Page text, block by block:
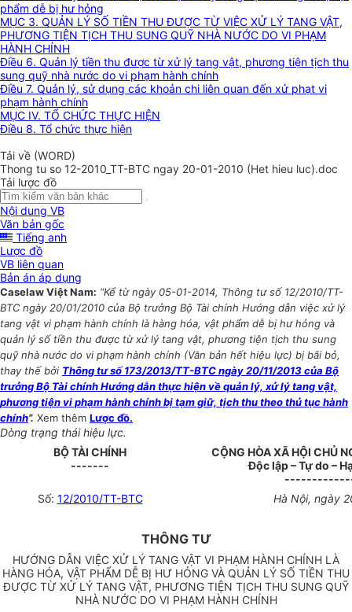
phẩm dễ bị hư hỏng
MỤC 3. QUẢN LÝ SỐ TIỀN THU ĐƯỢC TỪ VIỆC XỬ LÝ TANG VẬT,
PHƯƠNG TIỆN TỊCH THU SUNG QUỸ NHÀ NƯỚC DO VI PHẠM
HÀNH CHÍNH
Điều 6. Quản lý tiền thu được từ xử lý tang vật, phương tiện tịch thu
sung quỹ nhà nước do vi phạm hành chính
Điều 7. Quản lý, sử dụng các khoản chi liên quan đến xử phạt vi
phạm hành chính
MỤC IV. TỔ CHỨC THỰC HIỆN
Điều 8. Tổ chức thực hiện
Tải về (WORD)
Thong tu so 12-2010_TT-BTC ngay 20-01-2010 (Het hieu luc).doc
Tải lược đồ
Nội dung VB
Văn bản gốc
Tiếng anh
Lược đồ
VB liên quan
Bản án áp dụng
Caselaw Việt Nam: “Kể từ ngày 05-01-2014, Thông tư số 12/2010/TT-
BTC ngày 20/01/2010 của Bộ trưởng Bộ Tài chính Hướng dẫn việc xử lý
tang vật vi phạm hành chính là hàng hóa, vật phẩm dễ bị hư hỏng và
quản lý số tiền thu được từ xử lý tang vật, phương tiện tịch thu sung
quỹ nhà nước do vi phạm hành chính (Văn bản hết hiệu lực) bị bãi bỏ,
thay thế bởi Thông tư số 173/2013/TT-BTC ngày 20/11/2013 của Bộ
trưởng Bộ Tài chính Hướng dẫn thực hiện về quản lý, xử lý tang vật,
phương tiện vi phạm hành chính bị tạm giữ, tịch thu theo thủ tục hành
chính”. Xem thêm Lược đồ.
Dòng trạng thái hiệu lực.
BỘ TÀI CHÍNH
-------
CỘNG HÒA XÃ HỘI CHỦ
Độc lập – Tự do –
Số: 12/2010/TT-BTC Hà Nội, ngày
THÔNG TƯ
HƯỚNG DẪN VIỆC XỬ LÝ TANG VẬT VI PHẠM HÀNH CHÍNH LÀ
HÀNG HÓA, VẬT PHẨM DỄ BỊ HƯ HỎNG VÀ QUẢN LÝ SỐ TIỀN THU
ĐƯỢC TỪ XỬ LÝ TANG VẬT, PHƯƠNG TIỆN TỊCH THU SUNG QUỸ
NHÀ NƯỚC DO VI PHẠM HÀNH CHÍNH